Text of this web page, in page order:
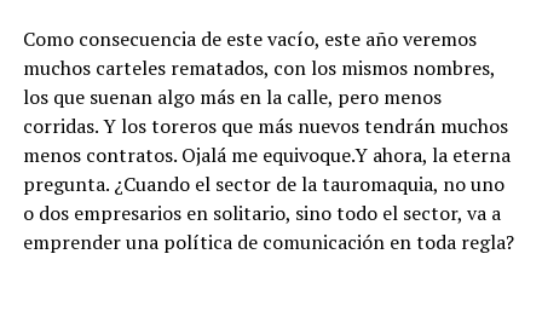
Como consecuencia de este vacío, este año veremos
muchos carteles rematados, con los mismos nombres,
los que suenan algo más en la calle, pero menos
corridas. Y los toreros que más nuevos tendrán muchos
menos contratos. Ojalá me equivoque.Y ahora, la eterna
pregunta. ¿Cuando el sector de la tauromaquia, no uno
o dos empresarios en solitario, sino todo el sector, va a
emprender una política de comunicación en toda regla?